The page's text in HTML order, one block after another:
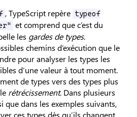
, TypeScript repère typeof
et comprend que c’est du
les gardes de types.
chemins d’exécution que le
pour analyser les types les
d’une valeur à tout moment.
de types vers des types plus
rétrécissement. Dans plusieurs
que dans les exemples suivants,